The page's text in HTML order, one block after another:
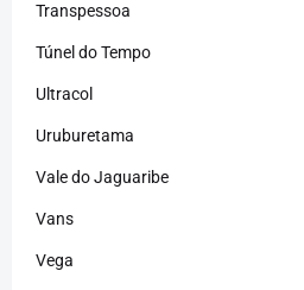
Transpessoa
Túnel do Tempo
Ultracol
Uruburetama
Vale do Jaguaribe
Vans
Vega